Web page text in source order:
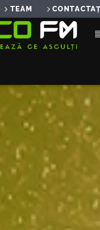
TEAM
ACUM ÎN DIRECT
M-AI
CLEOPATRA STRATAN